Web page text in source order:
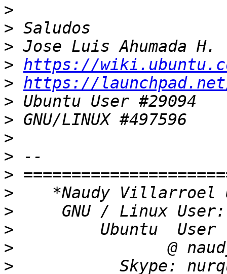
>
>
>
> https://
> https://
>
>
>
>
>
>
>
>
>
>